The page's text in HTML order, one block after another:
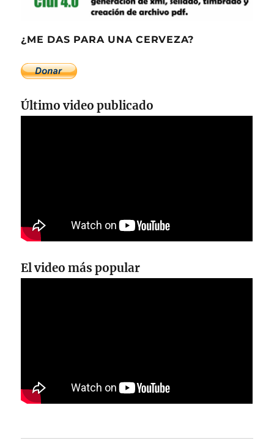
¿ME DAS PARA UNA CERVEZA?
Último video publicado
El video más popular